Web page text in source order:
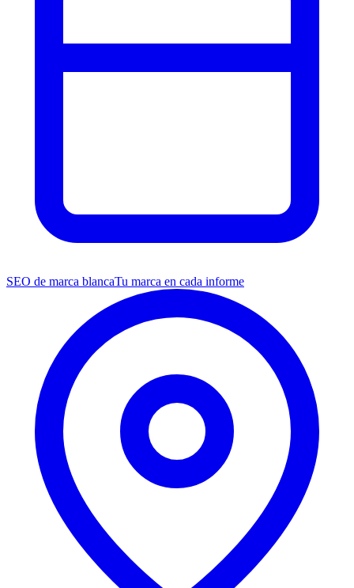
SEO de marca blancaTu marca en cada informe